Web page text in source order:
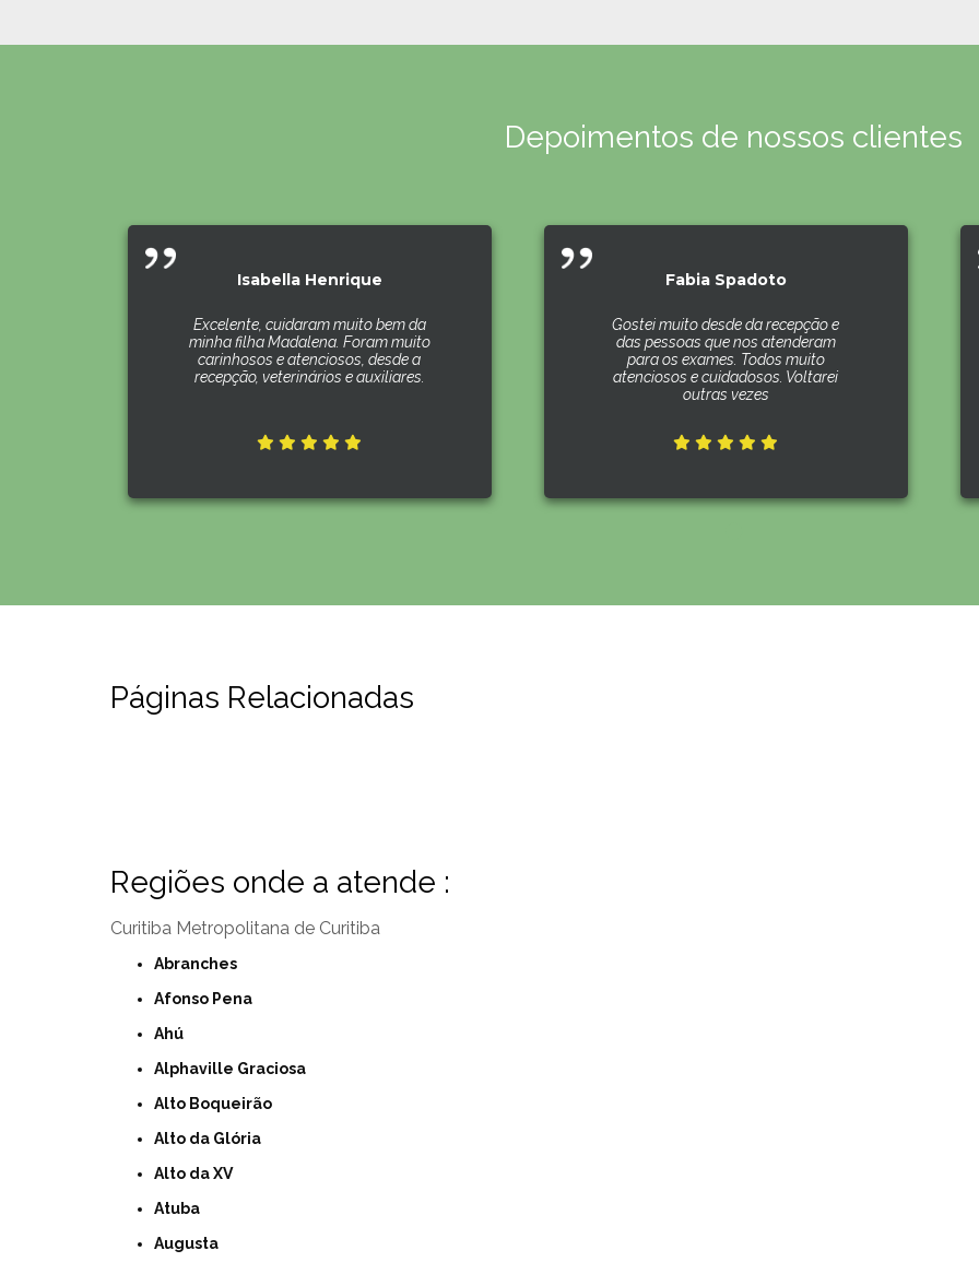
Depoimentos de nossos clientes
Isabella Henrique
Excelente, cuidaram muito bem da
minha filha Madalena. Foram muito
carinhosos e atenciosos, desde a
recepção, veterinários e auxiliares.
Fabia Spadoto
Gostei muito desde da recepção e
das pessoas que nos atenderam
para os exames. Todos muito
atenciosos e cuidadosos. Voltarei
outras vezes
Páginas Relacionadas
Regiões onde a atende :
Curitiba Metropolitana de Curitiba
Abranches
Afonso Pena
Ahú
Alphaville Graciosa
Alto Boqueirão
Alto da Glória
Alto da XV
Atuba
Augusta